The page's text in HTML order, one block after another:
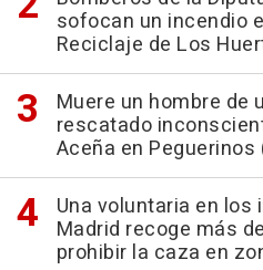
sofocan un incendio
Reciclaje de Los
Muere un hombre de
rescatado
Aceña en Peguerinos
Una voluntaria en los
Madrid recoge más
prohibir la caza en